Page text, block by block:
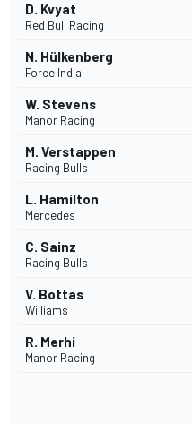
D. Kvyat
Red Bull Racing
N. Hülkenberg
Force India
W. Stevens
Manor Racing
M. Verstappen
Racing Bulls
L. Hamilton
Mercedes
C. Sainz
Racing Bulls
V. Bottas
Williams
R. Merhi
Manor Racing